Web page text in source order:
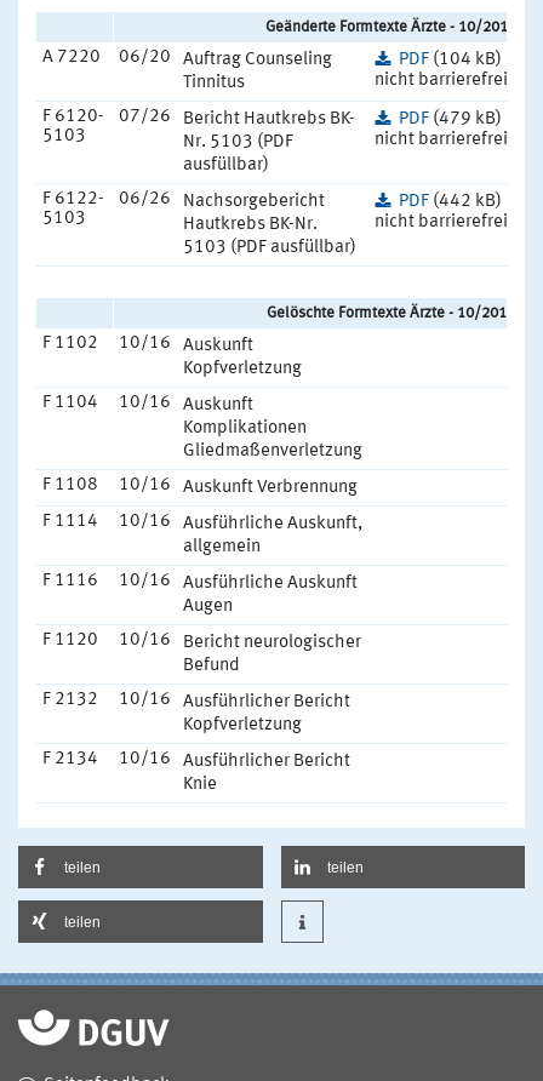
Geänderte Formtexte Ärzte - 10/2018
A 7220 06/20
Auftrag Counseling
Tinnitus
PDF (104 kB)
nicht barrierefrei
F 6120-
5103
07/26
Bericht Hautkrebs BK-
Nr. 5103 (PDF
ausfüllbar)
PDF (479 kB)
nicht barrierefrei
F 6122-
5103
06/26
Nachsorgebericht
Hautkrebs BK-Nr.
5103 (PDF ausfüllbar)
PDF (442 kB)
nicht barrierefrei
Gelöschte Formtexte Ärzte - 10/2018
F 1102 10/16
Auskunft
Kopfverletzung
F 1104
10/16
Auskunft
Komplikationen
Gliedmaßenverletzung
F 1108
10/16
Auskunft Verbrennung
F 1114
10/16
Ausführliche Auskunft,
allgemein
F 1116
10/16
Ausführliche Auskunft
Augen
F 1120
10/16
Bericht neurologischer
Befund
F 2132
10/16
Ausführlicher Bericht
Kopfverletzung
F 2134
10/16
Ausführlicher Bericht
Knie
teilen teilen
teilen